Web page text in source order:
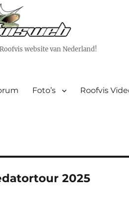
website van Nederland!
Foto’s Roofvis
2025